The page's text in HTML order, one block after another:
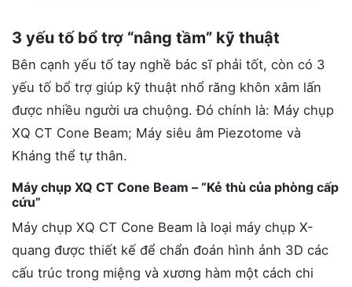
3 yếu tố bổ trợ “nâng tầm” kỹ thuật
Bên cạnh yếu tố tay nghề bác sĩ phải tốt, còn có 3
yếu tố bổ trợ giúp kỹ thuật nhổ răng khôn xâm lấn
được nhiều người ưa chuộng. Đó chính là: Máy chụp
XQ CT Cone Beam; Máy siêu âm Piezotome và
Kháng thể tự thân.
Máy chụp XQ CT Cone Beam – “Kẻ thù của phòng cấp
cứu”
Máy chụp XQ CT Cone Beam là loại máy chụp X-
quang được thiết kế để chẩn đoán hình ảnh 3D các
cấu trúc trong miệng và xương hàm một cách chi